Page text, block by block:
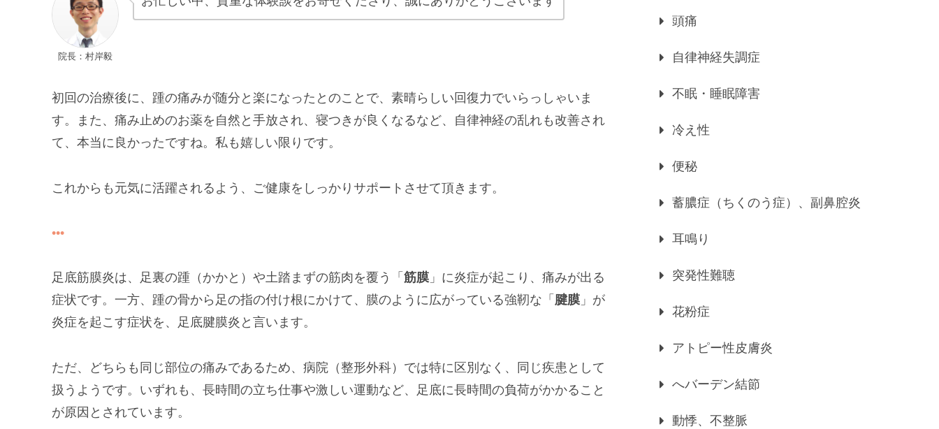
院長：村岸毅
初回の治療後に、踵の痛みが随分と楽になったとのことで、素晴らしい回復力でいらっしゃいま
す。また、痛み止めのお薬を自然と手放され、寝つきが良くなるなど、自律神経の乱れも改善され
て、本当に良かったですね。私も嬉しい限りです。
これからも元気に活躍されるよう、ご健康をしっかりサポートさせて頂きます。
足底筋膜炎は、足裏の踵（かかと）や土踏まずの筋肉を覆う「 筋膜 」に炎症が起こり、痛みが出る
症状です。一方、踵の骨から足の指の付け根にかけて、膜のように広がっている強靭な「 腱膜 」が
炎症を起こす症状を、足底腱膜炎と言います。
ただ、どちらも同じ部位の痛みであるため、病院（整形外科）では特に区別なく、同じ疾患として
扱うようです。いずれも、長時間の立ち仕事や激しい運動など、足底に長時間の負荷がかかること
が原因とされています。
頭痛
自律神経失調症
不眠・睡眠障害
冷え性
便秘
蓄膿症（ちくのう症）、副鼻腔炎
耳鳴り
突発性難聴
花粉症
アトピー性皮膚炎
へバーデン結節
動悸、不整脈